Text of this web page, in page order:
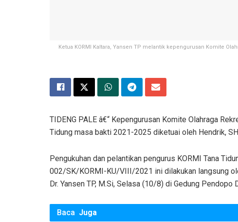
Ketua KORMI Kaltara, Yansen TP melantik kepengurusan Komite
TIDENG PALE â€“ Kepengurusan Komite Olahraga
Tidung masa bakti 2021-2025 diketuai oleh Hendrik,
Pengukuhan dan pelantikan pengurus KORMI Tana
002/SK/KORMI-KU/VIII/2021 ini dilakukan langsung
Dr. Yansen TP, M.Si, Selasa (10/8) di Gedung Pendopo
Baca Juga